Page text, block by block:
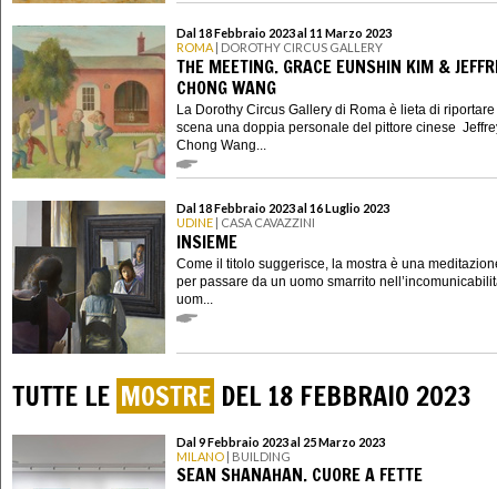
Dal 18 Febbraio 2023 al 11 Marzo 2023
ROMA | DOROTHY CIRCUS GALLERY
THE MEETING. GRACE EUNSHIN KIM &
CHONG WANG
La Dorothy Circus Gallery di Roma è lieta di
scena una doppia personale del pittore cinese
Chong Wang...
Dal 18 Febbraio 2023 al 16 Luglio 2023
UDINE | CASA CAVAZZINI
INSIEME
Come il titolo suggerisce, la mostra è una
per passare da un uomo smarrito
uom...
TUTTE LE MOSTRE DEL 18 FEBBRAIO 2023
Dal 9 Febbraio 2023 al 25 Marzo 2023
MILANO | BUILDING
SEAN SHANAHAN. CUORE A FETTE